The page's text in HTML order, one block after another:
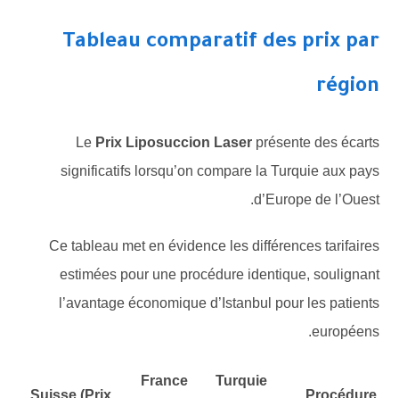
Tableau comparatif des prix par
région
LePrix Liposuccion Laserprésente des écarts
significatifs lorsqu’on compare la Turquie aux pays
d’Europe de l’Ouest.
Ce tableau met en évidence les différences tarifaires
estimées pour une procédure identique, soulignant
l’avantage économique d’Istanbul pour les patients
européens.
Procédure
Turquie
France
Suisse (Prix